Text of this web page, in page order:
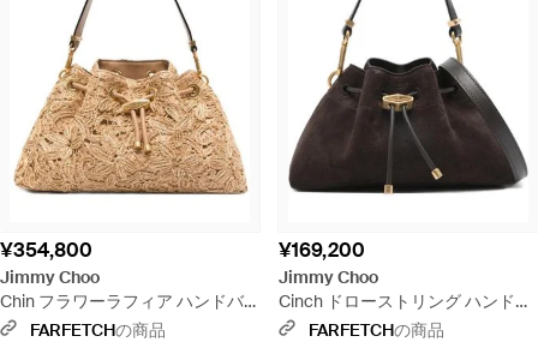
¥354,800
Jimmy Choo
Chin フラワーラフィア ハンドバ
ッグ - メタリック
FARFETCHの商品
¥169,200
Jimmy Choo
Cinch ドローストリング ハンドバ
ッグ S - ブラック
FARFETCHの商品